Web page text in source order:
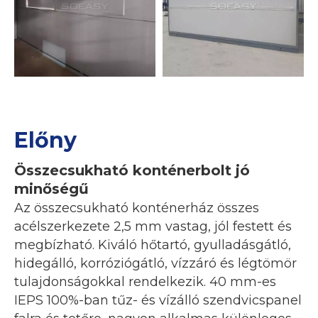
Előny
Összecsukható konténerbolt jó
minőségű
Az összecsukható konténerház összes
acélszerkezete 2,5 mm vastag, jól festett és
megbízható. Kiváló hőtartó, gyulladásgátló,
hidegálló, korróziógátló, vízzáró és légtömör
tulajdonságokkal rendelkezik. 40 mm-es
IEPS 100%-ban tűz- és vízálló szendvicspanel